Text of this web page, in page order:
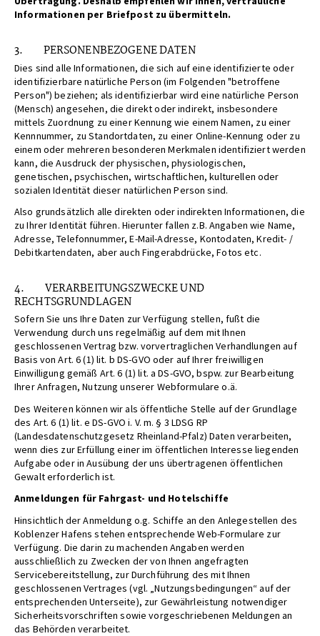
Informationen per Briefpost zu übermitteln.
3. PERSONENBEZOGENE DATEN
Dies sind alle Informationen, die sich auf eine identifizierte oder
identifizierbare natürliche Person (im Folgenden "betroffene
Person") beziehen; als identifizierbar wird eine natürliche Person
(Mensch) angesehen, die direkt oder indirekt, insbesondere
mittels Zuordnung zu einer Kennung wie einem Namen, zu einer
Kennnummer, zu Standortdaten, zu einer Online-Kennung oder zu
einem oder mehreren besonderen Merkmalen identifiziert werden
kann, die Ausdruck der physischen, physiologischen,
genetischen, psychischen, wirtschaftlichen, kulturellen oder
sozialen Identität dieser natürlichen Person sind.
Also grundsätzlich alle direkten oder indirekten Informationen, die
zu Ihrer Identität führen. Hierunter fallen z.B. Angaben wie Name,
Adresse, Telefonnummer, E-Mail-Adresse, Kontodaten, Kredit- /
Debitkartendaten, aber auch Fingerabdrücke, Fotos etc.
4. VERARBEITUNGSZWECKE UND
RECHTSGRUNDLAGEN
Sofern Sie uns Ihre Daten zur Verfügung stellen, fußt die
Verwendung durch uns regelmäßig auf dem mit Ihnen
geschlossenen Vertrag bzw. vorvertraglichen Verhandlungen auf
Basis von Art. 6 (1) lit. b DS-GVO oder auf Ihrer freiwilligen
Einwilligung gemäß Art. 6 (1) lit. a DS-GVO, bspw. zur Bearbeitung
Ihrer Anfragen, Nutzung unserer Webformulare o.ä.
Des Weiteren können wir als öffentliche Stelle auf der Grundlage
des Art. 6 (1) lit. e DS-GVO i. V. m. § 3 LDSG RP
(Landesdatenschutzgesetz Rheinland-Pfalz) Daten verarbeiten,
wenn dies zur Erfüllung einer im öffentlichen Interesse liegenden
Aufgabe oder in Ausübung der uns übertragenen öffentlichen
Gewalt erforderlich ist.
Anmeldungen für Fahrgast- und Hotelschiffe
Hinsichtlich der Anmeldung o.g. Schiffe an den Anlegestellen des
Koblenzer Hafens stehen entsprechende Web-Formulare zur
Verfügung. Die darin zu machenden Angaben werden
ausschließlich zu Zwecken der von Ihnen angefragten
Servicebereitstellung, zur Durchführung des mit Ihnen
geschlossenen Vertrages (vgl. „Nutzungsbedingungen“ auf der
entsprechenden Unterseite), zur Gewährleistung notwendiger
Sicherheitsvorschriften sowie vorgeschriebenen Meldungen an
das Behörden verarbeitet.